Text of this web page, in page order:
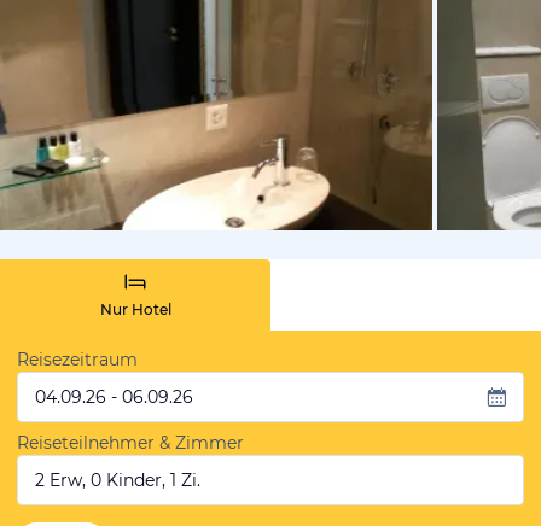
von
Nur Hotel
Reisezeitraum
04.09.26 - 06.09.26
Reiseteilnehmer & Zimmer
2 Erw, 0 Kinder, 1 Zi.